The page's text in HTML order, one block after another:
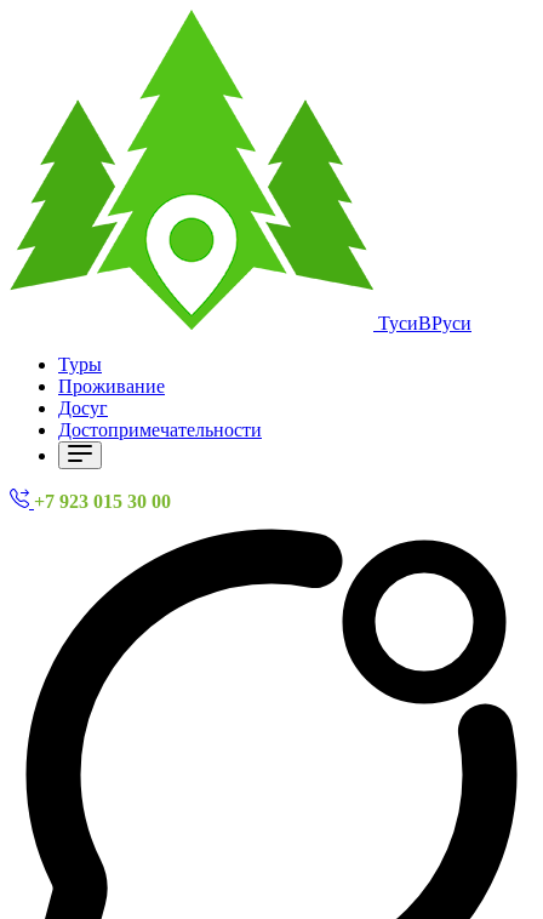
ТусиВРуси
Туры
Проживание
Досуг
Достопримечательности
+7 923 015 30 00